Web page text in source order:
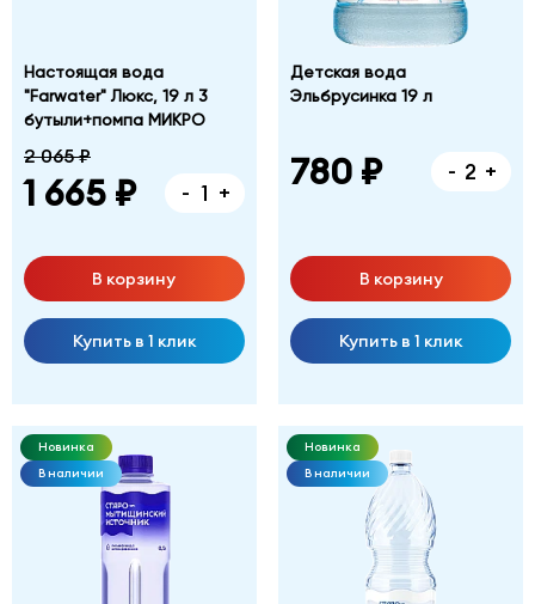
Настоящая вода
"Farwater" Люкс, 19 л 3
бутыли+помпа МИКРО
2 065 ₽
1 665 ₽ - +
В корзину
Купить в 1 клик
Детская вода
Эльбрусинка 19 л
780 ₽ - +
В корзину
Купить в 1 клик
Новинка
В наличии
Новинка
В наличии